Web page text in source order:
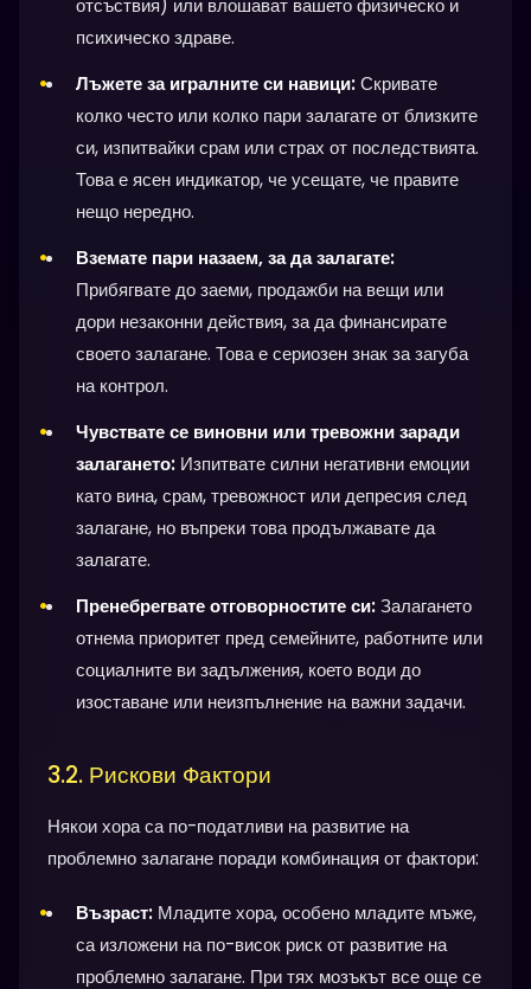
отсъствия) или влошават вашето физическо и
психическо здраве.
Лъжете за игралните си навици:Скривате
колко често или колко пари залагате от близките
си, изпитвайки срам или страх от последствията.
Това е ясен индикатор, че усещате, че правите
нещо нередно.
Вземате пари назаем, за да залагате:
Прибягвате до заеми, продажби на вещи или
дори незаконни действия, за да финансирате
своето залагане. Това е сериозен знак за загуба
на контрол.
Чувствате се виновни или тревожни заради
залагането: Изпитвате силни негативни емоции
като вина, срам, тревожност или депресия след
залагане, но въпреки това продължавате да
залагате.
Пренебрегвате отговорностите си:Залагането
отнема приоритет пред семейните, работните или
социалните ви задължения, което води до
изоставане или неизпълнение на важни задачи.
3.2. Рискови Фактори
Някои хора са по-податливи на развитие на
проблемно залагане поради комбинация от фактори:
Възраст: Младите хора, особено младите мъже,
са изложени на по-висок риск от развитие на
проблемно залагане. При тях мозъкът все още се